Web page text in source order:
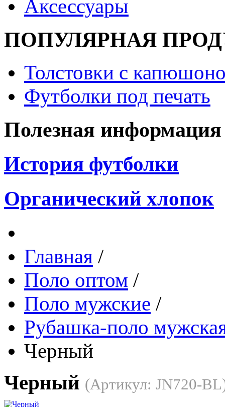
Аксессуары
ПОПУЛЯРНАЯ
Толстовки с
Футболки под печать
Полезная информация
История футболки
Органический хлопок
Главная /
Поло оптом /
Поло мужские /
Рубашка-поло
Черный
Черный (Артикул: JN720-BL